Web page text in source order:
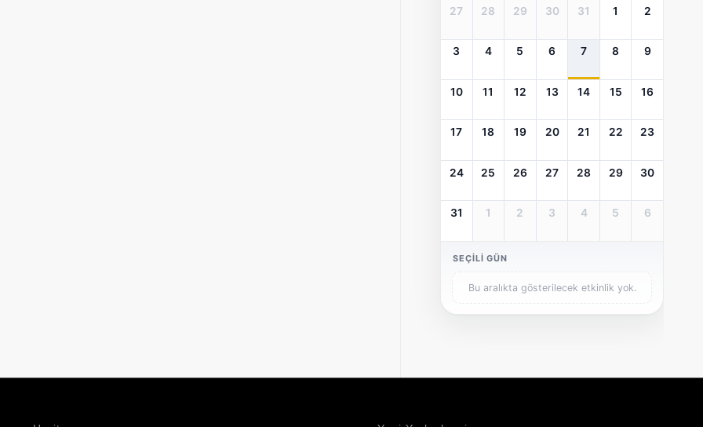
27 28 29 30 31 1 2
3 4 5 6 7 8 9
10 11 12 13 14 15 16
17 18 19 20 21 22 23
24 25 26 27 28 29 30
31 1 2 3 4 5 6
SEÇILI GÜN
Bu aralıkta gösterilecek etkinlik yok.